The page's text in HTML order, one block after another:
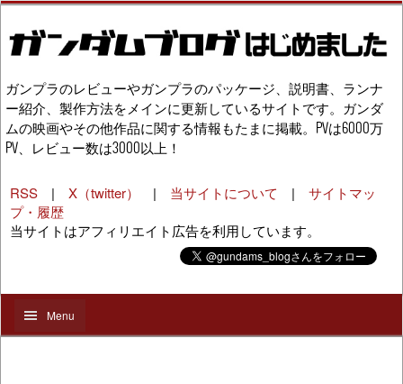
ガンプラのレビューやガンプラのパッケージ、説明書、ランナ
ー紹介、製作方法をメインに更新しているサイトです。ガンダ
ムの映画やその他作品に関する情報もたまに掲載。PVは6000万
PV、レビュー数は3000以上！
RSS | X（twitter） | 当サイトについて | サイトマッ
プ・履歴
当サイトはアフィリエイト広告を利用しています。
Menu